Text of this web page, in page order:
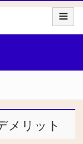
メリット